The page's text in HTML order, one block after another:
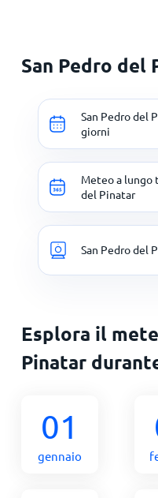
San Pedro del
San Pedro del
giorni
Meteo a lungo
del Pinatar
San Pedro del
Esplora il
Pinatar
01
gennaio